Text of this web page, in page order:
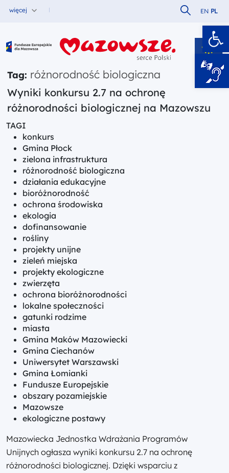
więcej Szukaj w
EN PL
Fundusze Europejskie dla Mazowsza
Tag: różnorodność biologiczna
Wyniki konkursu 2.7 na ochronę
różnorodności biologicznej na Mazowszu
TAGI
konkurs
Gmina Płock
zielona infrastruktura
różnorodność biologiczna
działania edukacyjne
bioróżnorodność
ochrona środowiska
ekologia
dofinansowanie
rośliny
projekty unijne
zieleń miejska
projekty ekologiczne
zwierzęta
ochrona bioróżnorodności
lokalne społeczności
gatunki rodzime
miasta
Gmina Maków Mazowiecki
Gmina Ciechanów
Uniwersytet Warszawski
Gmina Łomianki
Fundusze Europejskie
obszary pozamiejskie
Mazowsze
ekologiczne postawy
Mazowiecka Jednostka Wdrażania Programów
Unijnych ogłasza wyniki konkursu 2.7 na ochronę
różnorodności biologicznej. Dzięki wsparciu z